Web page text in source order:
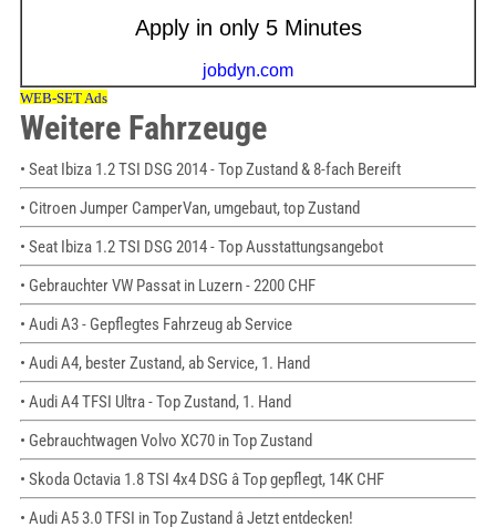
Weitere Fahrzeuge
• Seat Ibiza 1.2 TSI DSG 2014 - Top Zustand & 8-fach Bereift
• Citroen Jumper CamperVan, umgebaut, top Zustand
• Seat Ibiza 1.2 TSI DSG 2014 - Top Ausstattungsangebot
• Gebrauchter VW Passat in Luzern - 2200 CHF
• Audi A3 - Gepflegtes Fahrzeug ab Service
• Audi A4, bester Zustand, ab Service, 1. Hand
• Audi A4 TFSI Ultra - Top Zustand, 1. Hand
• Gebrauchtwagen Volvo XC70 in Top Zustand
• Skoda Octavia 1.8 TSI 4x4 DSG â Top gepflegt, 14K CHF
• Audi A5 3.0 TFSI in Top Zustand â Jetzt entdecken!